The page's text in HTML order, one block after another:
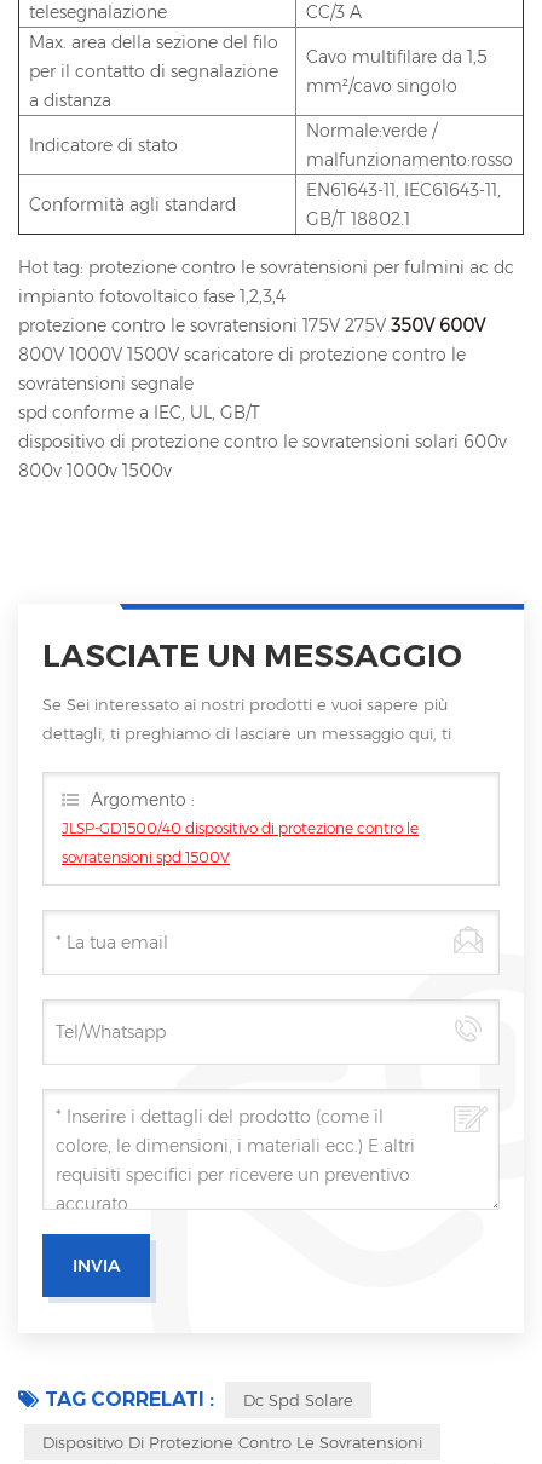
telesegnalazione
CC/3 A
Max. area della sezione del filo
per il contatto di segnalazione
a distanza
Cavo multifilare da 1,5
mm²/cavo singolo
Indicatore di stato
Normale:verde /
malfunzionamento:rosso
Conformità agli standard
EN61643-11, IEC61643-11,
GB/T 18802.1
Hot tag: protezione contro le sovratensioni per fulmini ac dc
impianto fotovoltaico fase 1,2,3,4
protezione contro le sovratensioni 175V 275V 350V 600V
800V 1000V 1500V scaricatore di protezione contro le
sovratensioni segnale
spd conforme a IEC, UL, GB/T
dispositivo di protezione contro le sovratensioni solari 600v
800v 1000v 1500v
LASCIATE UN MESSAGGIO
Se Sei interessato ai nostri prodotti e vuoi sapere più
dettagli, ti preghiamo di lasciare un messaggio qui, ti
Argomento :
JLSP-GD1500/40 dispositivo di protezione contro le
sovratensioni spd 1500V
TAG CORRELATI : Dc Spd Solare
Dispositivo Di Protezione Contro Le Sovratensioni